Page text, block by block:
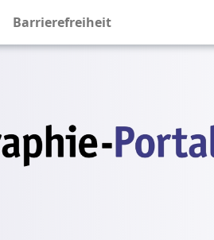
Barrierefreiheit